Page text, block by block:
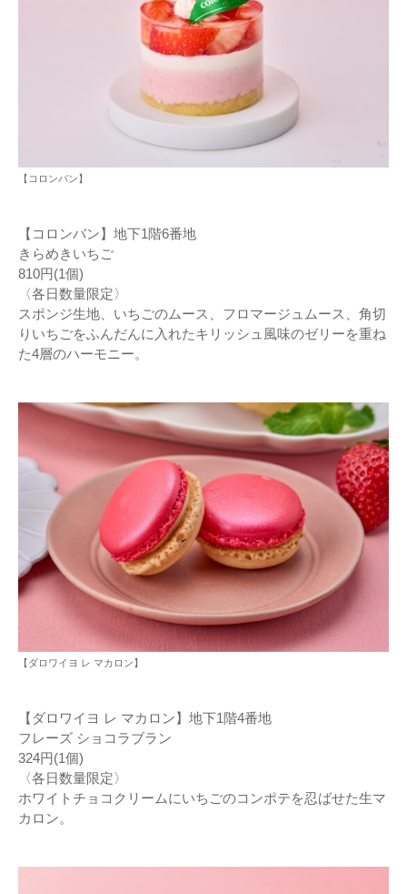
【コロンバン】
【コロンバン】地下1階6番地
きらめきいちご
810円(1個)
〈各日数量限定〉
スポンジ生地、いちごのムース、フロマージュムース、角切
りいちごをふんだんに入れたキリッシュ風味のゼリーを重ね
た4層のハーモニー。
【ダロワイヨ レ マカロン】
【ダロワイヨ レ マカロン】地下1階4番地
フレーズ ショコラブラン
324円(1個)
〈各日数量限定〉
ホワイトチョコクリームにいちごのコンポテを忍ばせた生マ
カロン。